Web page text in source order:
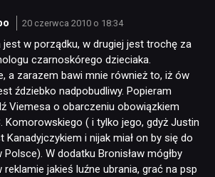
20 czerwca 2010 o 18:34
jest w porządku, w drugiej jest trochę za
czarnoskórego dzieciaka.
a zarazem bawi mnie również to, iż ów
ździebko nadpobudliwy. Popieram
Viemesa o obarczeniu obowiązkiem
Komorowskiego ( i tylko jego, gdyż Justin
Kanadyjczykiem i nijak miał on by się do
Polsce). W dodatku Bronisław mógłby
reklamie jakieś luźne ubrania, grać na psp